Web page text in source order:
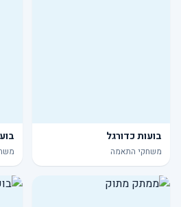
בועות כדורגל
משחקי התאמה